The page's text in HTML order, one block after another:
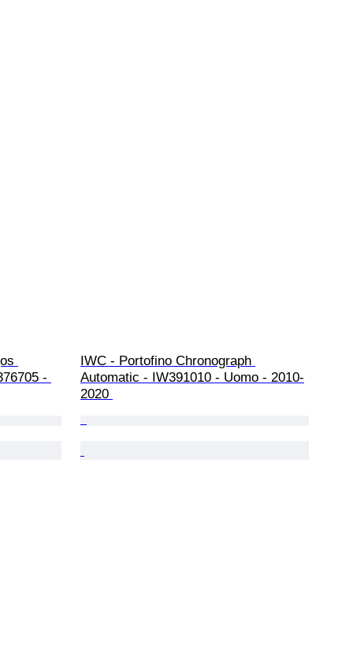
-
IWC - Portofino Chronograph
Automatic - IW391010 - Uomo - 2010-
2020